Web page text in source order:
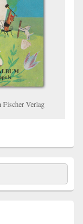
Fischer Verlag